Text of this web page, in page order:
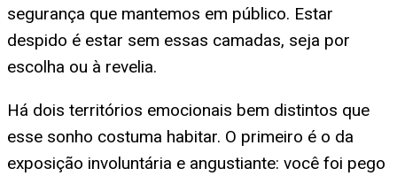
segurança que mantemos em público. Estar
despido é estar sem essas camadas, seja por
escolha ou à revelia.
Há dois territórios emocionais bem distintos que
esse sonho costuma habitar. O primeiro é o da
exposição involuntária e angustiante: você foi pego